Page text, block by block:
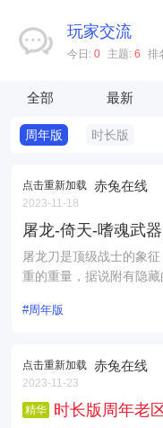
玩家交流
今日: 0 主题: 6 排
全部 最新
周年版 时长版
点击重新加载 赤兔在线
2023-11-18
屠龙-倚天-嗜魂武
屠龙刀是顶级战士的象
重的重量，据说附有隐藏
#周年版
点击重新加载 赤兔在线
2023-11-23
精华 时长版周年老